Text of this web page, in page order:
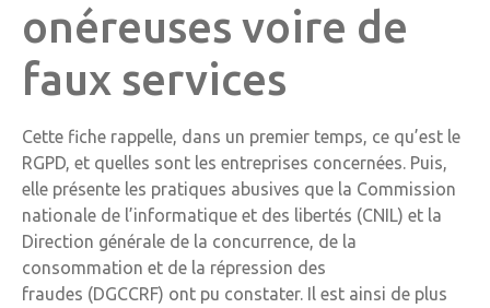
onéreuses voire de
faux services
Cette fiche rappelle, dans un premier temps, ce qu’est le
RGPD, et quelles sont les entreprises concernées. Puis,
elle présente les pratiques abusives que la Commission
nationale de l’informatique et des libertés (CNIL) et la
Direction générale de la concurrence, de la
consommation et de la répression des
fraudes (DGCCRF) ont pu constater. Il est ainsi de plus